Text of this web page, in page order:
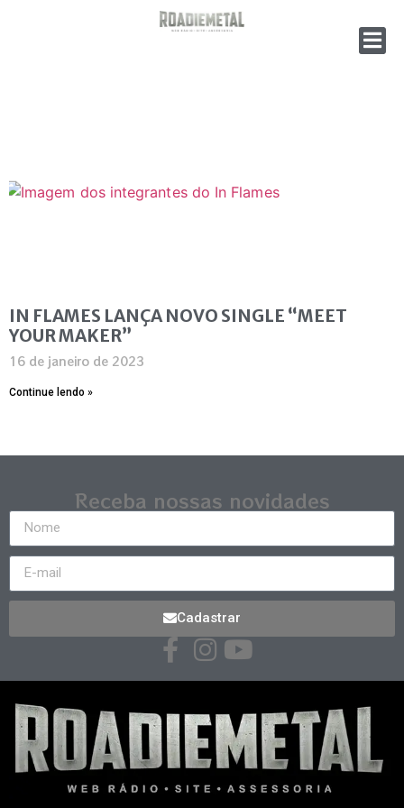
IN FLAMES LANÇA NOVO SINGLE “MEET
YOUR MAKER”
16 de janeiro de 2023
Continue lendo »
Receba nossas novidades
Cadastrar